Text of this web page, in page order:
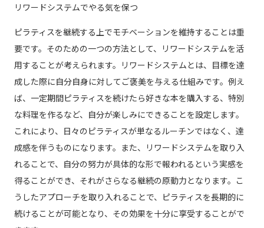
リワードシステムでやる気を保つ
ピラティスを継続する上でモチベーションを維持することは重
要です。そのための一つの方法として、リワードシステムを活
用することが考えられます。リワードシステムとは、目標を達
成した際に自分自身に対してご褒美を与える仕組みです。例え
ば、一定期間ピラティスを続けたら好きな本を購入する、特別
な料理を作るなど、自分が楽しみにできることを設定します。
これにより、日々のピラティスが単なるルーチンではなく、達
成感を伴うものになります。また、リワードシステムを取り入
れることで、自分の努力が具体的な形で報われるという実感を
得ることができ、それがさらなる継続の原動力となります。こ
うしたアプローチを取り入れることで、ピラティスを長期的に
続けることが可能となり、その効果を十分に享受することがで